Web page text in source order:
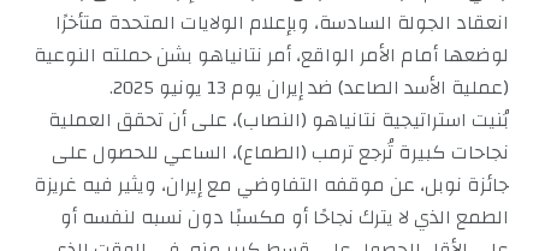
انعقاد الجولة السادسة، وبإعلام الولايات المتحدة متأخرًا
لوضعها أمام الأمر الواقع، أمر نتانياهو بشن حملته النوعية
(عملية الأسد الصاعد) ضد إيران يوم 13 يونيو 2025.
بُنيت استراتيجية نتانياهو (النصاب)، على أن تحقق العملية
نجاحات كبيرة تُرجع ترمب (الطماع)، الساعي للحصول على
جائزة نوبل، عن موقفه التفاوضي مع إيران، ويثير فيه غريزة
الطمع الذي لا يترك نجاحًا أو مكسبًا دون نسبه لنفسه أو